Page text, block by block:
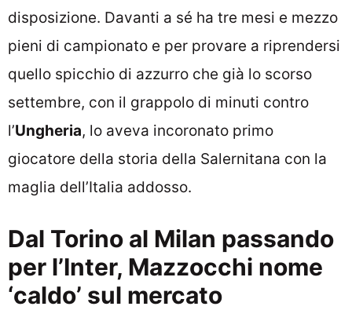
disposizione. Davanti a sé ha tre mesi e mezzo
pieni di campionato e per provare a riprendersi
quello spicchio di azzurro che già lo scorso
settembre, con il grappolo di minuti contro
l’Ungheria, lo aveva incoronato primo
giocatore della storia della Salernitana con la
maglia dell’Italia addosso.
Dal Torino al Milan passando
per l’Inter, Mazzocchi nome
‘caldo’ sul mercato